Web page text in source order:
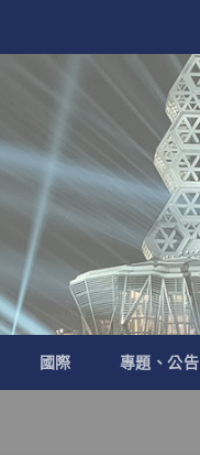
國際 專題、公告